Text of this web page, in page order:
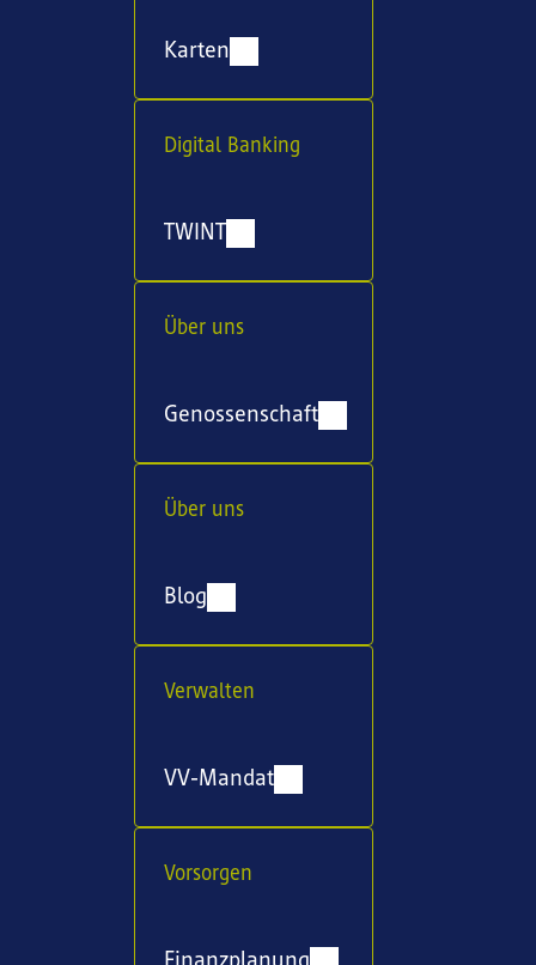
Karten
Digital Banking
TWINT
Über uns
Genossenschaft
Über uns
Blog
Verwalten
VV-Mandat
Vorsorgen